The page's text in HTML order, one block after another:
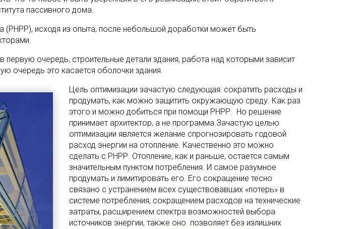
пассивного дома.
(РНРР), исходя из опыта, после небольшой доработки может быть
первую очередь, строительные детали здания, работа над которыми зависит
очередь это касается оболочки здания.
Цель оптимизации зачастую следующая: сократить расходы и
продумать, как можно защитить окружающую среду. Как раз
этого и можно добиться при помощи РНРР. Но решение
принимает архитектор, а не программа.Зачастую целью
оптимизации является желание спрогнозировать годовой
расход энергии на отопление. Качественно это можно
сделать с РНРР. Отопление, как и раньше, остается самым
значительным пунктом потребления. И самое разумное
продумать и лимитировать его. Его сокращение тесно
связано с устранением всех существовавших «потерь» в
системе потребления, сокращением расходов на технические
затраты, расширением спектра возможностей выбора
источников энергии, также оно позволяет без излишних